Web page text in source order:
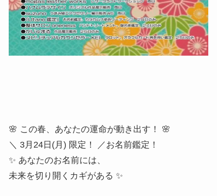
🌸 この春、あなたの運命が動き出す！ 🌸
＼ 3月24日(月) 限定！ ／お名前鑑定！
✨ あなたのお名前には、
未来を切り開くカギがある ✨